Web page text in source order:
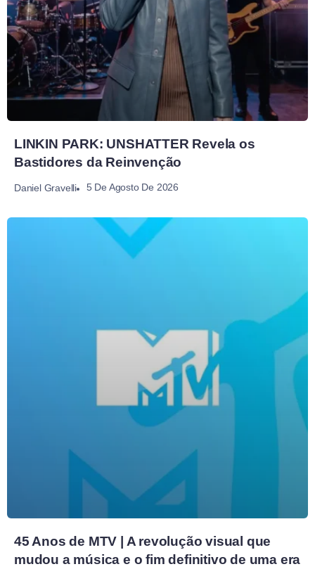
LINKIN PARK: UNSHATTER Revela os
Bastidores da Reinvenção
Daniel Gravelli 5 De Agosto De 2026
45 Anos de MTV | A revolução visual que
mudou a música e o fim definitivo de uma era